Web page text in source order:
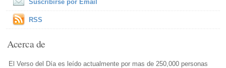
Suscribirse por Email
RSS
Acerca de
El Verso del Día es leído actualmente por mas de 250,000 personas